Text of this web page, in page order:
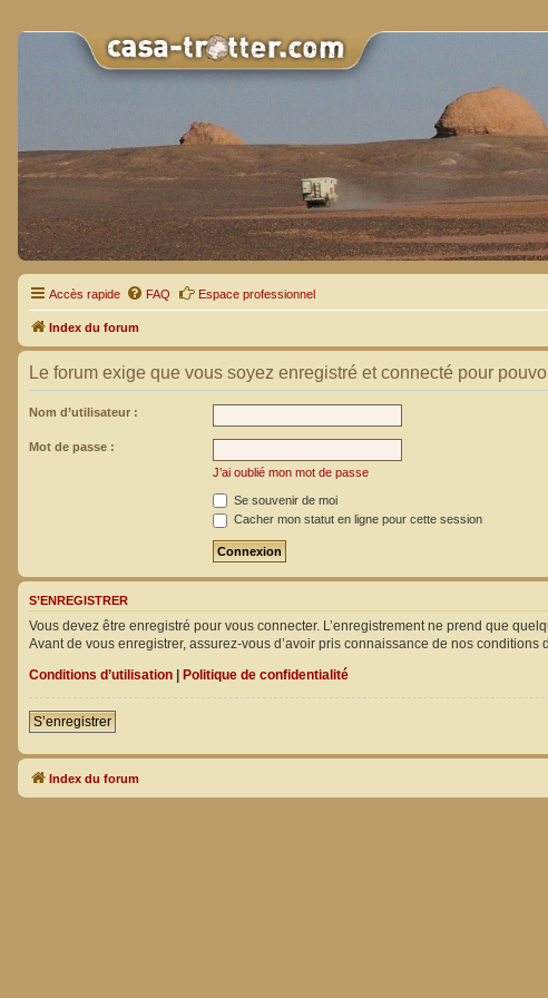
Accès rapide FAQ Espace professionnel
Index du forum
Le forum exige que vous soyez enregistré et connecté pour
Nom d’utilisateur :
Mot de passe :
J’ai oublié mon mot de passe
Se souvenir de moi
Cacher mon statut en ligne pour cette session
S’ENREGISTRER
Vous devez être enregistré pour vous connecter. L’enregistrement ne prend que
Avant de vous enregistrer, assurez-vous d’avoir pris connaissance de nos
Conditions d’utilisation
Politique de confidentialité
S’enregistrer
Index du forum